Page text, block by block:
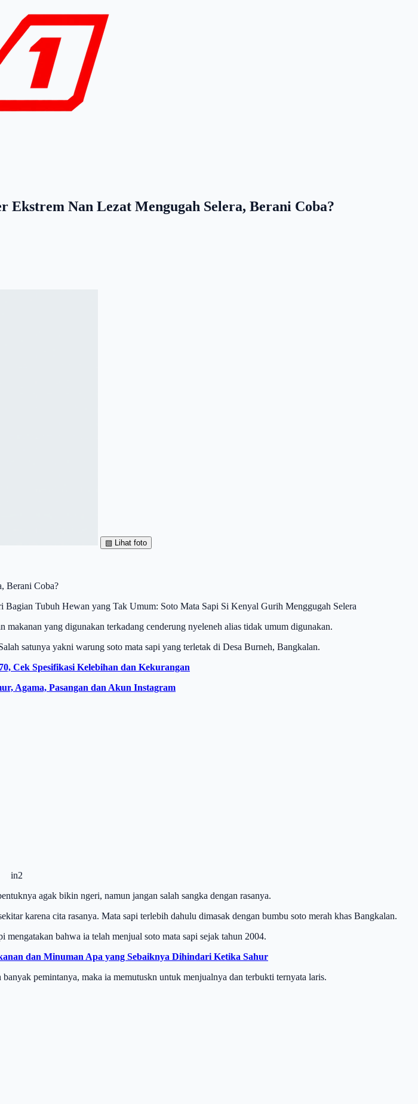
Nan Lezat Mengugah Selera, Berani Coba?
▧ Lihat foto
Berani Coba?
Tubuh Hewan yang Tak Umum: Soto Mata Sapi Si Kenyal Gurih Menggugah Selera
yang digunakan terkadang cenderung nyeleneh alias tidak umum digunakan.
satunya yakni warung soto mata sapi yang terletak di Desa Burneh, Bangkalan.
Cek Spesifikasi Kelebihan dan Kekurangan
Agama, Pasangan dan Akun Instagram
in2
agak bikin ngeri, namun jangan salah sangka dengan rasanya.
karena cita rasanya. Mata sapi terlebih dahulu dimasak dengan bumbu soto merah khas Bangkalan.
bahwa ia telah menjual soto mata sapi sejak tahun 2004.
dan Minuman Apa yang Sebaiknya Dihindari Ketika Sahur
pemintanya, maka ia memutuskn untuk menjualnya dan terbukti ternyata laris.